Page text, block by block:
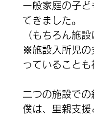
一般家庭の子
てきました。
（もちろん施
※施設入所児の
っていることも
二つの施設での
僕は、里親支援